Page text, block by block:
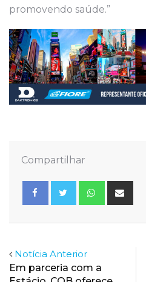
promovendo saúde.”
Compartilhar
Whatsapp
Notícia Anterior
Em parceria com a